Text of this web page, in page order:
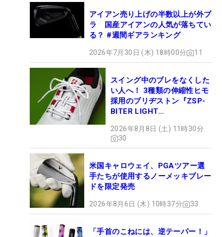
アイアン売り上げの半数以上が外ブ
ラ 国産アイアンの人気が落ちてい
る？ #週間ギアランキング
2026年7月30日 (木) 18時00分 11
スイング中のブレをなくした
い人へ！ 3種類の伸縮性ヒモ
採用のブリヂストン『ZSP-
BITER LIGHT
ュー
2026年8月8日 (土) 11時30分
30
米国キャロウェイ、PGAツアー選
手たちが使用するノーメッキブレー
ドを限定発売
2026年8月6日 (木) 10時37分 33
「手首のこねには、逆テーパー！」